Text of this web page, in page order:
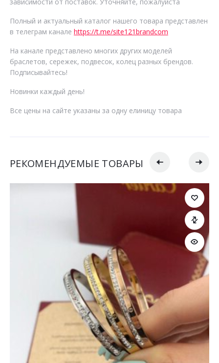
Полный и актуальный каталог нашего товара представлен
в телеграм канале https://t.me/site121brandcom
На канале представлено многих других моделей
браслетов, сережек, подвесок, колец разных брендов.
Подписывайтесь!
Новинки каждый день!
Все цены на сайте указаны за одну елиницу товара
РЕКОМЕНДУЕМЫЕ ТОВАРЫ